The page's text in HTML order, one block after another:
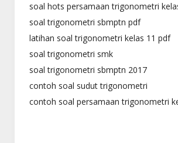
soal hots persamaan trigonometri
soal trigonometri sbmptn pdf
latihan soal trigonometri kelas 11 pdf
soal trigonometri smk
soal trigonometri sbmptn 2017
contoh soal sudut trigonometri
contoh soal persamaan trigonometri